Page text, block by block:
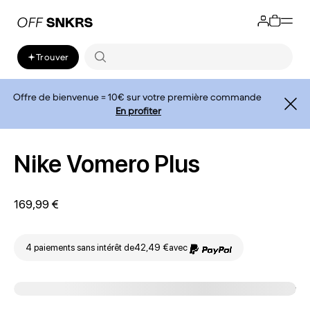
Trouver
Offre de bienvenue = 10€ sur votre première commande
En profiter
Nike Vomero Plus
169,99 €
4 paiements sans intérêt de42,49 €avec